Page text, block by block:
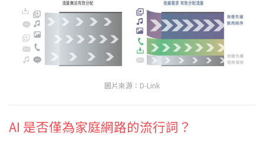
圖片來源：D-Link
AI 是否僅為家庭網路的流行詞？